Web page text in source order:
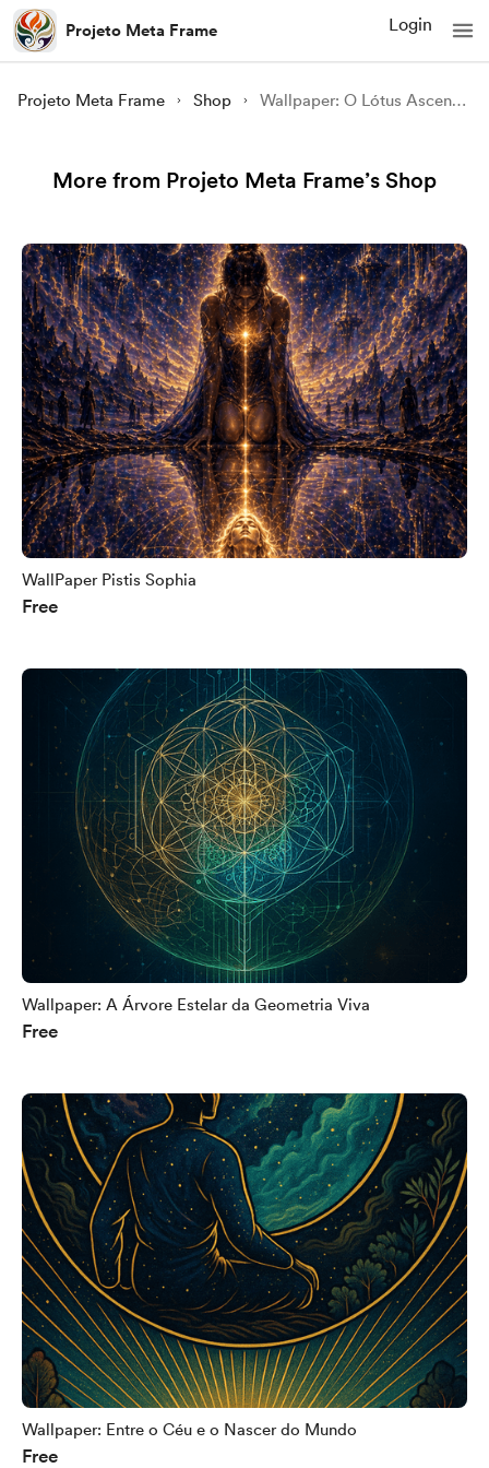
Projeto Meta Frame Login
Projeto Meta Frame Shop Wallpaper: O Lótus Ascendente — Despertar dos Centros de Luz
More from Projeto Meta Frame’s Shop
WallPaper Pistis Sophia
Free
Wallpaper: A Árvore Estelar da Geometria Viva
Free
Wallpaper: Entre o Céu e o Nascer do Mundo
Free